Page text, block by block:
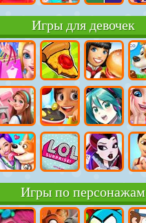
Игры для девочек
Игры по персонажам